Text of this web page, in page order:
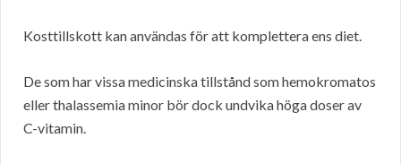
Kosttillskott kan användas för att komplettera ens diet.
De som har vissa medicinska tillstånd som hemokromatos
eller thalassemia minor bör dock undvika höga doser av
C-vitamin.